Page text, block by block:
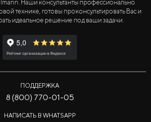
Наши консультанты профессионально
технике, готовы проконсультировать Вас и
идеальное решение под ваши задачи.
ПОДДЕРЖКА
8 (800) 770-01-05
НАПИСАТЬ В WHATSAPP